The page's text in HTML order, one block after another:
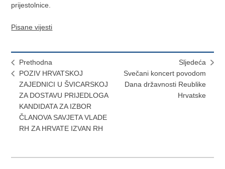
prijestolnice.
Pisane vijesti
Prethodna
POZIV HRVATSKOJ
ZAJEDNICI U ŠVICARSKOJ
ZA DOSTAVU PRIJEDLOGA
KANDIDATA ZA IZBOR
ČLANOVA SAVJETA VLADE
RH ZA HRVATE IZVAN RH
Sljedeća
Svečani koncert povodom
Dana državnosti Reublike
Hrvatske